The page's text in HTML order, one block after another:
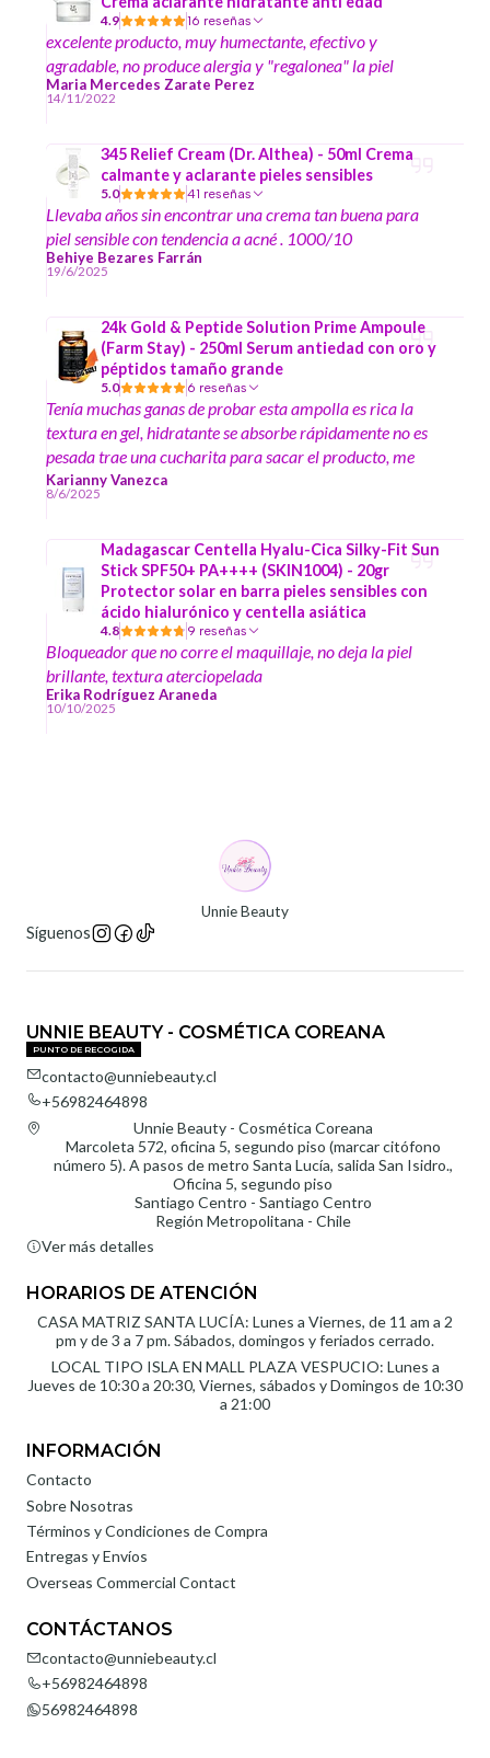
4.9 16 reseñas
excelente producto, muy humectante, efectivo y
agradable, no produce alergia y "regalonea" la piel
Maria Mercedes Zarate Perez
14/11/2022
345 Relief Cream (Dr. Althea) - 50ml Crema
calmante y aclarante pieles sensibles
5.0 41 reseñas
Llevaba años sin encontrar una crema tan buena para
piel sensible con tendencia a acné . 1000/10
Behiye Bezares Farrán
19/6/2025
24k Gold & Peptide Solution Prime Ampoule
(Farm Stay) - 250ml Serum antiedad con oro y
péptidos tamaño grande
5.0 6 reseñas
Tenía muchas ganas de probar esta ampolla es rica la
textura en gel, hidratante se absorbe rápidamente no es
pesada trae una cucharita para sacar el producto, me
encantó y el formato es grande
Karianny Vanezca
8/6/2025
Madagascar Centella Hyalu-Cica Silky-Fit Sun
Stick SPF50+ PA++++ (SKIN1004) - 20gr
Protector solar en barra pieles sensibles con
ácido hialurónico y centella asiática
4.8 9 reseñas
Bloqueador que no corre el maquillaje, no deja la piel
brillante, textura aterciopelada
Erika Rodríguez Araneda
10/10/2025
Unnie Beauty
Síguenos
UNNIE BEAUTY - COSMÉTICA COREANA
PUNTO DE RECOGIDA
contacto@unniebeauty.cl
+56982464898
Unnie Beauty - Cosmética Coreana
Marcoleta 572, oficina 5, segundo piso (marcar citófono
número 5). A pasos de metro Santa Lucía, salida San Isidro.,
Oficina 5, segundo piso
Santiago Centro - Santiago Centro
Región Metropolitana - Chile
Ver más detalles
HORARIOS DE ATENCIÓN
CASA MATRIZ SANTA LUCÍA: Lunes a Viernes, de 11 am a 2
pm y de 3 a 7 pm. Sábados, domingos y feriados cerrado.
LOCAL TIPO ISLA EN MALL PLAZA VESPUCIO: Lunes a
Jueves de 10:30 a 20:30, Viernes, sábados y Domingos de 10:30
a 21:00
INFORMACIÓN
Contacto
Sobre Nosotras
Términos y Condiciones de Compra
Entregas y Envíos
Overseas Commercial Contact
CONTÁCTANOS
contacto@unniebeauty.cl
+56982464898
56982464898